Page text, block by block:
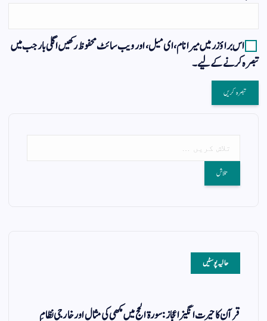
اس براؤزر میں میرا نام، ای میل، اور ویب سائٹ محفوظ رکھیں اگلی بار جب میں
تبصرہ کرنے کےلیے۔
حالیہ پوسٹیں
قرآن کا حیرت انگیز اعجاز: سورۃ الحج میں مکھی کی مثال اور خارجی نظامِ